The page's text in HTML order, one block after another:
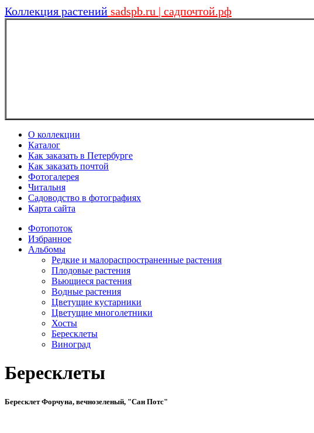
Коллекция растений sadspb.ru | садпочтой.рф
О коллекции
Каталог
Как заказать в Петербурге
Как заказать почтой
Фотогалерея
Читальня
Садоводство в фотографиях
Карта сайта
Фотопоток
Избранное
Альбомы
Редкие и малораспространенные растения
Плодовые растения
Вьющиеся растения
Водные растения
Цветущие кустарники
Цветущие многолетники
Хосты
Бересклеты
Виноград
Бересклеты
Бересклет Форчуна, вечнозеленый, "Сан Потс"